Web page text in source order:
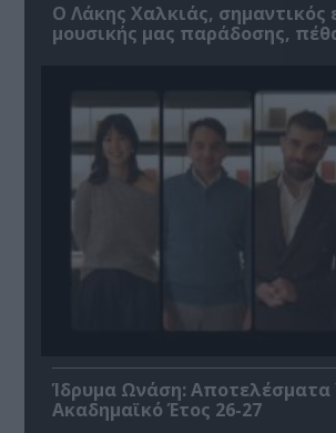
Ο Λάκης Χαλκιάς,
μουσικής μας παράδοσης,
Ίδρυμα Ωνάση: Αποτελέσματα
Ακαδημαϊκό Έτος 26-27